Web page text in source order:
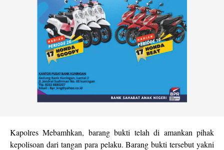
Kapolres Mebamhkan, barang bukti telah di amankan pihak
kepolisoan dari tangan para pelaku. Barang bukti tersebut yakni